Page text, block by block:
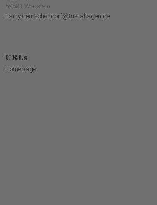
59581 Warstein
harry.deutschendorf@tus-allagen.de
URLs
Homepage